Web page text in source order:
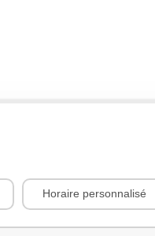
Horaire personnalisé